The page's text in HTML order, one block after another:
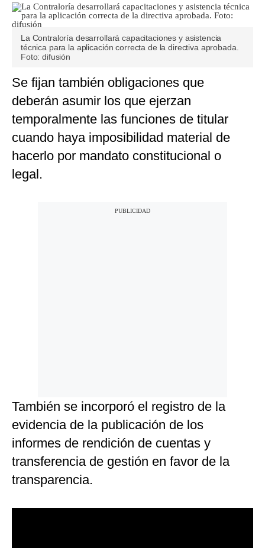
La Contraloría desarrollará capacitaciones y asistencia
técnica para la aplicación correcta de la directiva aprobada.
Foto: difusión
Se fijan también obligaciones que
deberán asumir los que ejerzan
temporalmente las funciones de titular
cuando haya imposibilidad material de
hacerlo por mandato constitucional o
legal.
También se incorporó el registro de la
evidencia de la publicación de los
informes de rendición de cuentas y
transferencia de gestión en favor de la
transparencia.